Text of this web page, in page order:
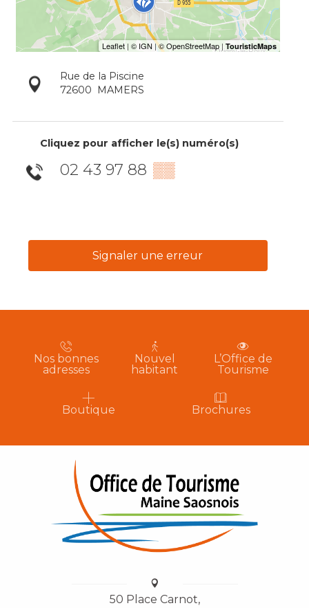
Rue de la Piscine
72600
MAMERS
Cliquez pour afficher le(s) numéro(s)
02 43 97 88 ▒▒
Signaler une erreur
Nos bonnes
adresses
Nouvel
habitant
L’Office de
Tourisme
Boutique Brochures
50 Place Carnot,